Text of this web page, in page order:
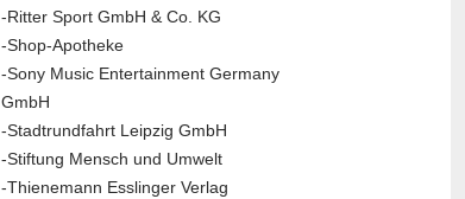
-Ritter Sport GmbH & Co. KG
-Shop-Apotheke
-Sony Music Entertainment Germany
GmbH
-Stadtrundfahrt Leipzig GmbH
-Stiftung Mensch und Umwelt
-Thienemann Esslinger Verlag